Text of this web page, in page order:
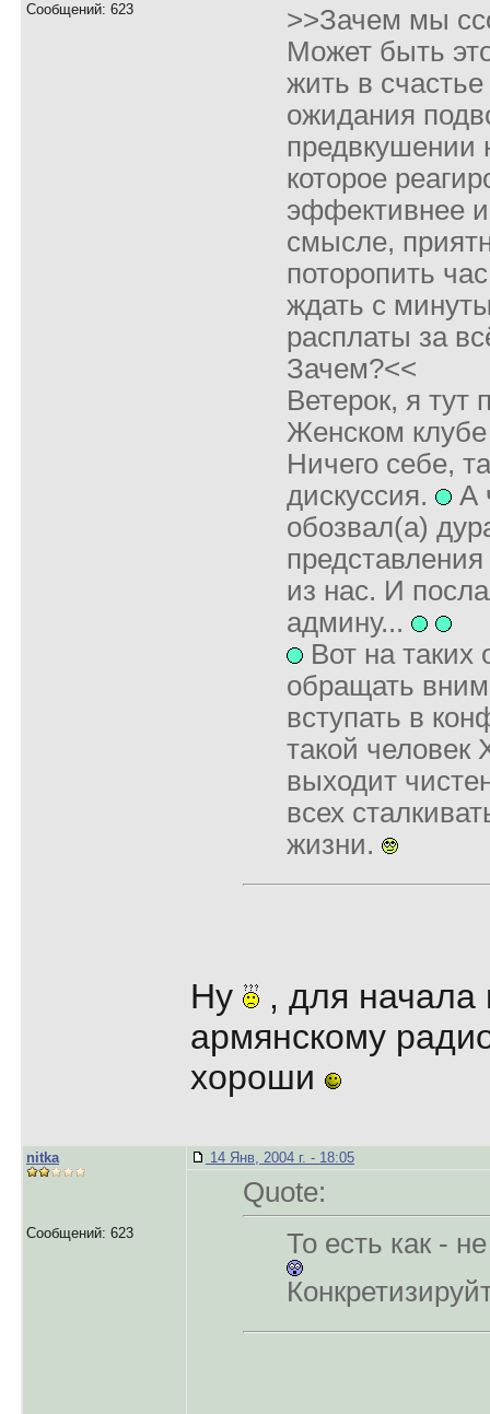
Сообщений: 623
>>Зачем мы
Может быть
жить в
ожидания
предвкушении
которое
эффективнее
смысле,
поторопить
ждать с
расплаты за
Зачем?<<
Ветерок, я тут
Женском
Ничего себе,
дискуссия.
А
обозвал(а)
из нас. И
админу...
Вот на таких
обращать
вступать в
такой человек
выходит
всех
жизни.
Ну
, для начала
армянскому
хороши
nitka
Сообщений: 623
14 Янв, 2004 г. - 18:05
Quote:
То есть как -